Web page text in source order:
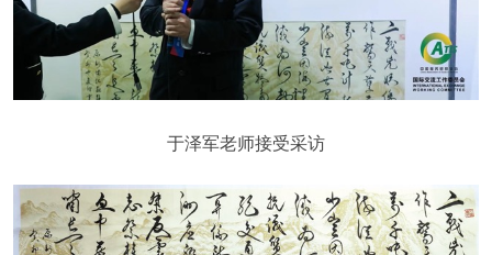
于泽军老师接受采访